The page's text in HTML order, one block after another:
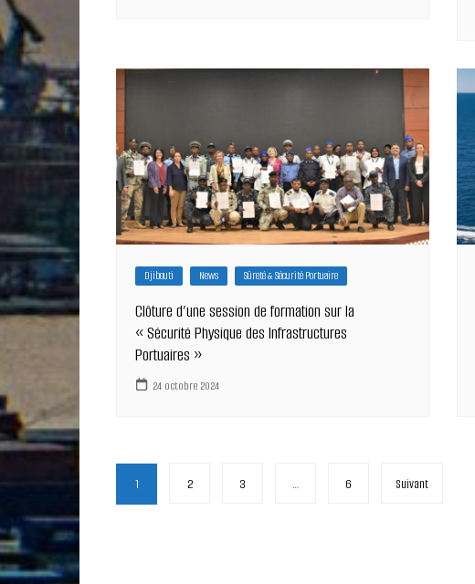
Djibouti News Sûreté & Sécurité Portuaire
Clôture d’une session de formation sur la
« Sécurité Physique des Infrastructures
Portuaires »
24 octobre 2024
Pagination
des
1 2 3 … 6 Suivant